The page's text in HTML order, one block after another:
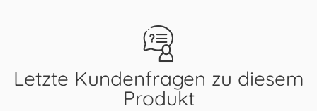
Letzte Kundenfragen zu diesem
Produkt